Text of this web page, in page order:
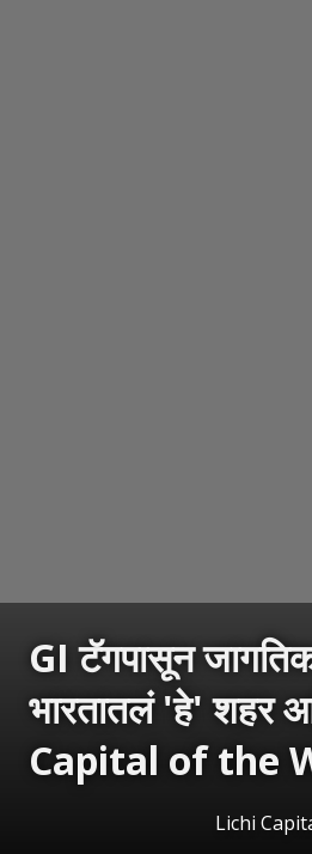
GI टॅगपासून
भारतातलं 'हे' शहर
Capital of the
Lichi